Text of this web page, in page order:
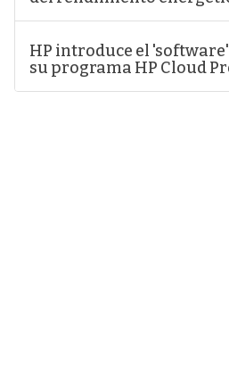
HP introduce el
su programa HP Cloud